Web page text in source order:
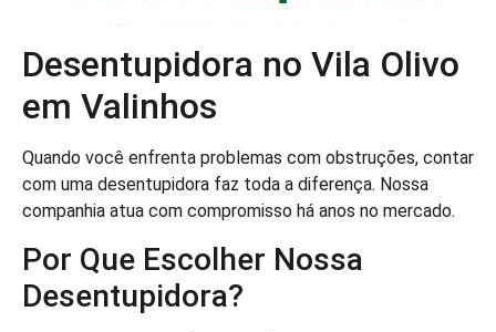
Desentupidora no Vila Olivo
em Valinhos
Quando você enfrenta problemas com obstruções, contar
com uma desentupidora faz toda a diferença. Nossa
companhia atua com compromisso há anos no mercado.
Por Que Escolher Nossa
Desentupidora?